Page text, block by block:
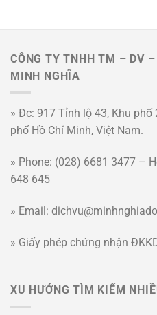
CÔNG TY TNHH TM – DV
MINH NGHĨA
» Đc: 917 Tỉnh lộ 43, Khu
phố Hồ Chí Minh, Việt Nam.
» Phone: (028) 6681 3477 –
648 645
» Email:
» Giấy phép chứng nhận
XU HƯỚNG TÌM KIẾM